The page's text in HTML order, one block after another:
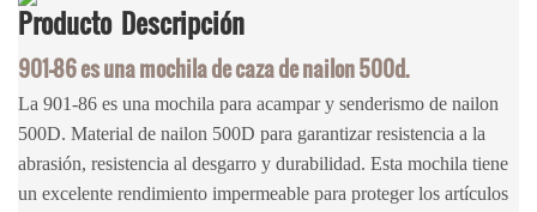
Producto Descripción
901-86 es una mochila de caza de nailon 500d.
La 901-86 es una mochila para acampar y senderismo de nailon
500D. Material de nailon 500D para garantizar resistencia a la
abrasión, resistencia al desgarro y durabilidad. Esta mochila tiene
un excelente rendimiento impermeable para proteger los artículos